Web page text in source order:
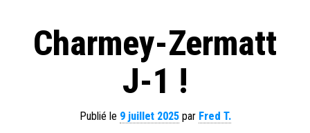
Charmey-Zermatt
J-1 !
Publié le 9 juillet 2025par Fred T.